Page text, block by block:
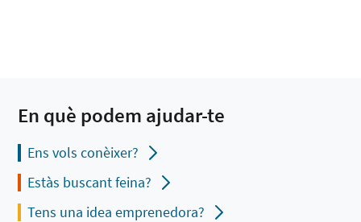
En què podem ajudar-te
Ens vols conèixer?
Estàs buscant feina?
Tens una idea emprenedora?